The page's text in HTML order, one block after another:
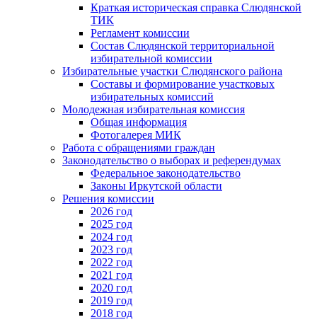
Краткая историческая справка Слюдянской
ТИК
Регламент комиссии
Состав Слюдянской территориальной
избирательной комиссии
Избирательные участки Слюдянского района
Составы и формирование участковых
избирательных комиссий
Молодежная избирательная комиссия
Общая информация
Фотогалерея МИК
Работа с обращениями граждан
Законодательство о выборах и референдумах
Федеральное законодательство
Законы Иркутской области
Решения комиссии
2026 год
2025 год
2024 год
2023 год
2022 год
2021 год
2020 год
2019 год
2018 год